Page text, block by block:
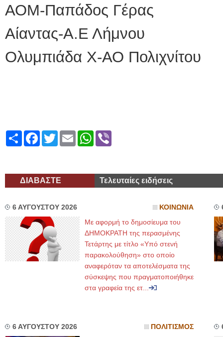
ΑΟΜ-Παπάδος Γέρας
Αίαντας-Α.Ε Λήμνου
Ολυμπιάδα Χ-ΑΟ Πολιχνίτου
ShareFacebook
TwitterEmailWhatsApp
ΔΙΑΒΑΣΤΕ Τελευταίες ειδήσεις
6 ΑΥΓΟΥΣΤΟΥ 2026 ΚΟΙΝΩΝΙΑ
Με αφορμή το δημοσίευμα του
ΔΗΜΟΚΡΑΤΗ της περασμένης
Τετάρτης με τίτλο «Υπό στενή
παρακολούθηση» στο οποίο
αναφερόταν τα αποτελέσματα της
σύσκεψης που πραγματοποιήθηκε
στα γραφεία της ετ...
6 ΑΥΓΟΥΣΤΟΥ 2026 ΠΟΛΙΤΙΣΜΟΣ